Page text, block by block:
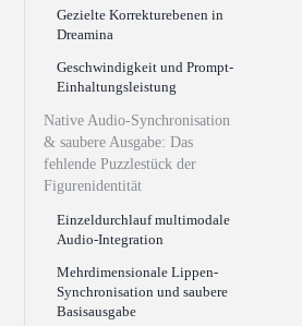
Gezielte Korrekturebenen in
Dreamina
Geschwindigkeit und Prompt-
Einhaltungsleistung
Native Audio-Synchronisation
& saubere Ausgabe: Das
fehlende Puzzlestück der
Figurenidentität
Einzeldurchlauf multimodale
Audio-Integration
Mehrdimensionale Lippen-
Synchronisation und saubere
Basisausgabe